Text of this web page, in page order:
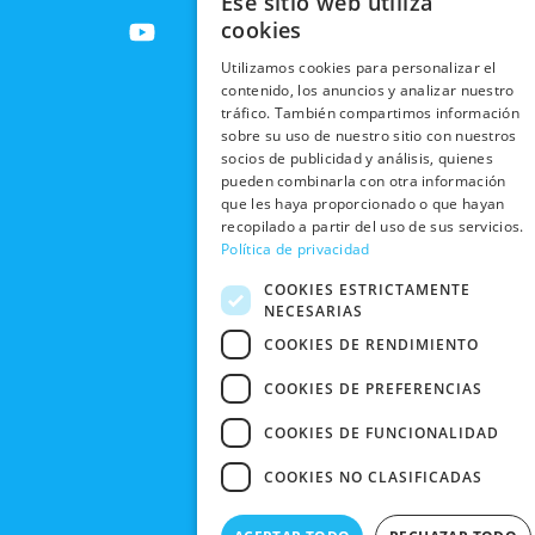
t
w
m
u
t
RESPONSABILIDAD
SOCIAL
TRABAJA
CON
NOSOTROS
NUESTRAS
BLACK
FRIDAY
CONTACTO
ENVÍOS
RECOGIDA
EN TIENDA
DEVOLUCIONES
Y CAMBIOS
CANCELAR
PEDIDO
POLÍTICA DE
PRIVACIDAD
CONDICIONES
DE COMPRA
cookies
Utilizamos cookies para personalizar el
contenido, los anuncios y analizar nuestro
tráfico. También compartimos información
sobre su uso de nuestro sitio con nuestros
socios de publicidad y análisis, quienes
pueden combinarla con otra información
que les haya proporcionado o que hayan
recopilado a partir del uso de sus servicios.
Política de privacidad
COOKIES ESTRICTAMENTE
NECESARIAS
COOKIES DE RENDIMIENTO
COOKIES DE PREFERENCIAS
COOKIES DE FUNCIONALIDAD
COOKIES NO CLASIFICADAS